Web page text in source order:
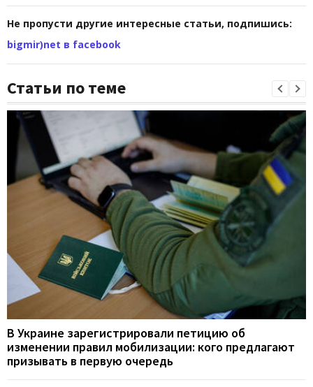
Не пропусти другие интересные статьи, подпишись:
bigmir)net в facebook
Статьи по теме
В Украине зарегистрировали петицию об
изменении правил мобилизации: кого предлагают
призывать в первую очередь